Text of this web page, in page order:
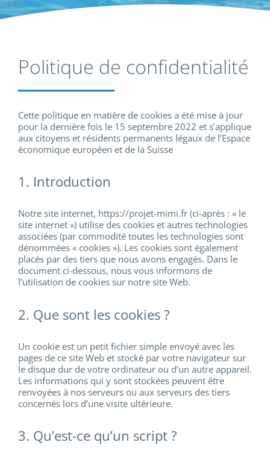
Politique de confidentialité
Cette politique en matière de cookies a été mise à jour
pour la dernière fois le 15 septembre 2022 et s’applique
aux citoyens et résidents permanents légaux de l’Espace
économique européen et de la Suisse
1. Introduction
Notre site internet, https://projet-mimi.fr (ci-après : « le
site internet ») utilise des cookies et autres technologies
associées (par commodité toutes les technologies sont
dénommées « cookies »). Les cookies sont également
placés par des tiers que nous avons engagés. Dans le
document ci-dessous, nous vous informons de
l’utilisation de cookies sur notre site Web.
2. Que sont les cookies ?
Un cookie est un petit fichier simple envoyé avec les
pages de ce site Web et stocké par votre navigateur sur
le disque dur de votre ordinateur ou d’un autre appareil.
Les informations qui y sont stockées peuvent être
renvoyées à nos serveurs ou aux serveurs des tiers
concernés lors d’une visite ultérieure.
3. Qu’est-ce qu’un script ?